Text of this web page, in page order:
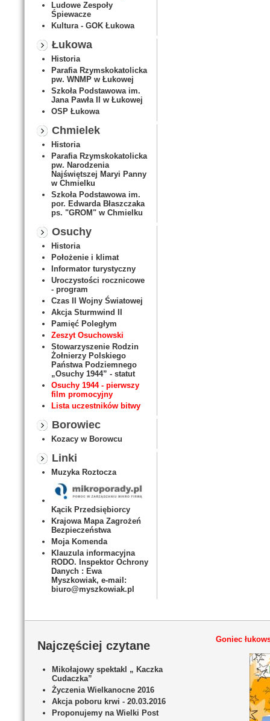
Ludowe Zespoły
Śpiewacze
Kultura - GOK Łukowa
Łukowa
Historia
Parafia Rzymskokatolicka
pw. WNMP w Łukowej
Szkoła Podstawowa im.
Jana Pawła II w Łukowej
OSP Łukowa
Chmielek
Historia
Parafia Rzymskokatolicka
pw. Narodzenia
Najświętszej Maryi Panny
w Chmielku
Szkoła Podstawowa im.
por. Edwarda Błaszczaka
ps. "GROM" w Chmielku
Osuchy
Historia
Położenie i klimat
Informator turystyczny
Uroczystości rocznicowe
- program
Czas II Wojny Światowej
Akcja Sturmwind II
Pamięć Poległym
Zeszyt Osuchowski
Stowarzyszenie Rodzin
Żołnierzy Polskiego
Państwa Podziemnego
„Osuchy 1944” - statut
Osuchy 1944 - pierwszy
film promocyjny
Lista uczestników bitwy
Borowiec
Kozacy w Borowcu
Linki
Muzyka Roztocza
Kącik Przedsiębiorcy
Krajowa Mapa Zagrożeń
Bezpieczeństwa
Moja Komenda
Klauzula informacyjna
RODO. Inspektor Ochrony
Danych : Ewa
Myszkowiak, e-mail:
biuro@myszkowiak.pl
Najczęściej czytane
Mikołajowy spektakl „ Kaczka
Cudaczka”
Życzenia Wielkanocne 2016
Akcja poboru krwi - 20.03.2016
Proponujemy na Wielki Post
Goniec